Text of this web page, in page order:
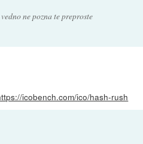
ne pozna te preproste
icobench.com/ico/hash-rush